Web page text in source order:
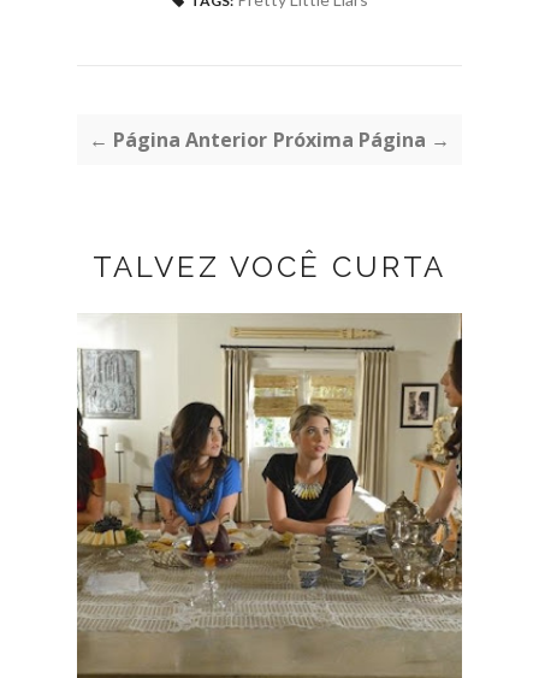
← Página Anterior Próxima Página →
TALVEZ VOCÊ CURTA